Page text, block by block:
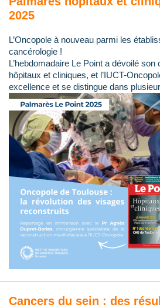
2025
L’Oncopole à nouveau parmi les
cancérologie !
L’hebdomadaire Le Point a dévoilé
hôpitaux et cliniques, et l’IUCT-
excellence et se distingue dans
Cancers du sein : des